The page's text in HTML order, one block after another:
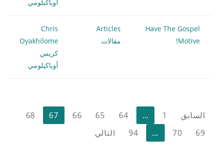
أوياكيلومي
Have The Gospel
Motive!
Articles
مقالات
Chris
Oyakhilome
كريس
أوياكيلومي
تعدد
صفحات
السابق 1
…
64
65
66
67
68
69
70
…
94 التالي